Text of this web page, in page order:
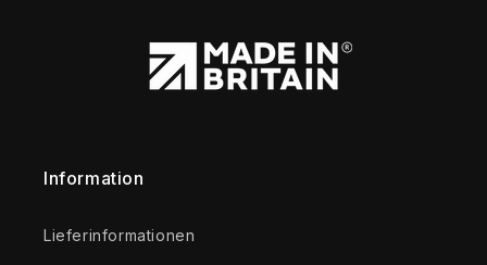
Information
Lieferinformationen